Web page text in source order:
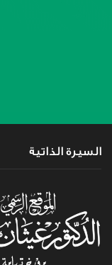
السيرة الذاتية